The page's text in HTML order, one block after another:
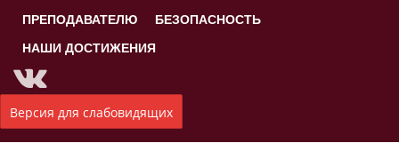
ПРЕПОДАВАТЕЛЮ
БЕЗОПАСНОСТЬ
НАШИ ДОСТИЖЕНИЯ
Версия для слабовидящих